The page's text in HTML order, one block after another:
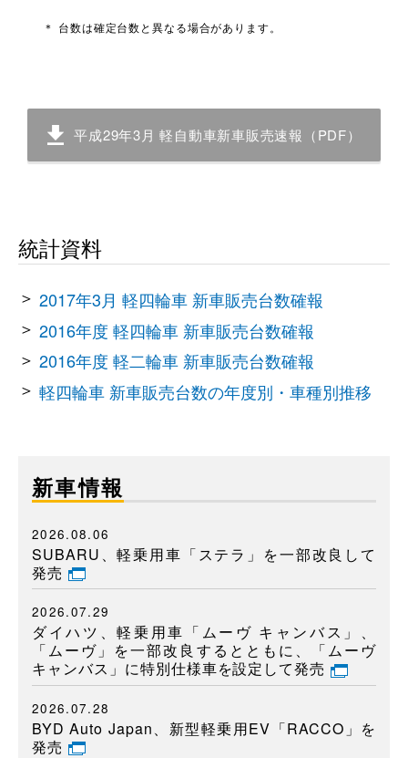
＊ 台数は確定台数と異なる場合があります。
平成29年3月 軽自動車新車販売速報（PDF）
統計資料
2017年3月 軽四輪車 新車販売台数確報
2016年度 軽四輪車 新車販売台数確報
2016年度 軽二輪車 新車販売台数確報
軽四輪車 新車販売台数の年度別・車種別推移
新車情報
2026.08.06
SUBARU、軽乗用車「ステラ」を一部改良して
発売
2026.07.29
ダイハツ、軽乗用車「ムーヴ キャンバス」、
「ムーヴ」を一部改良するとともに、「ムーヴ
キャンバス」に特別仕様車を設定して発売
2026.07.28
BYD Auto Japan、新型軽乗用EV「RACCO」を
発売